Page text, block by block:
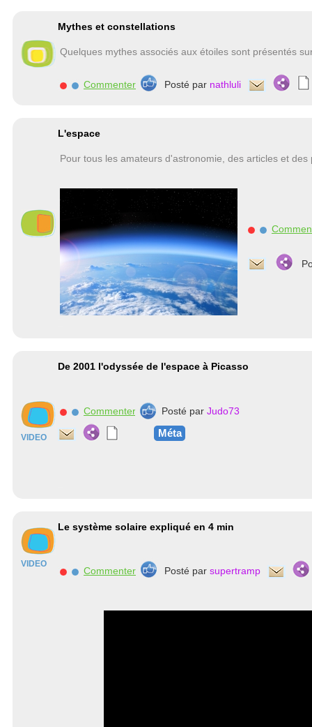
Mythes et constellations
Quelques mythes associés aux étoiles sont présentés
Commenter Posté par nathluli
L'espace
Pour tous les amateurs d'astronomie, des articles et
VIDEO
De 2001 l'odyssée de l'espace à Picasso
Commenter Posté par Judo73
Méta
VIDEO
Le système solaire expliqué en 4 min
Commenter Posté par supertramp